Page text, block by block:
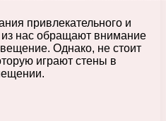
привлекательного и
из нас обращают внимание
Однако, не стоит
играют стены в